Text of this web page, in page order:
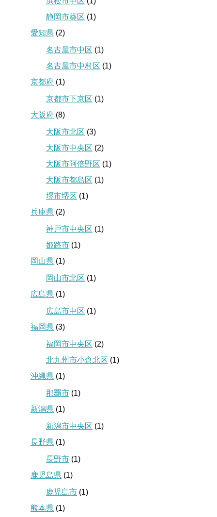
静岡市葵区 (1)
愛知県 (2)
名古屋市中区 (1)
名古屋市中村区 (1)
京都府 (1)
京都市下京区 (1)
大阪府 (8)
大阪市北区 (3)
大阪市中央区 (2)
大阪市阿倍野区 (1)
大阪市都島区 (1)
堺市堺区 (1)
兵庫県 (2)
神戸市中央区 (1)
姫路市 (1)
岡山県 (1)
岡山市北区 (1)
広島県 (1)
広島市中区 (1)
福岡県 (3)
福岡市中央区 (2)
北九州市小倉北区 (1)
沖縄県 (1)
那覇市 (1)
新潟県 (1)
新潟市中央区 (1)
長野県 (1)
長野市 (1)
鹿児島県 (1)
鹿児島市 (1)
熊本県 (1)